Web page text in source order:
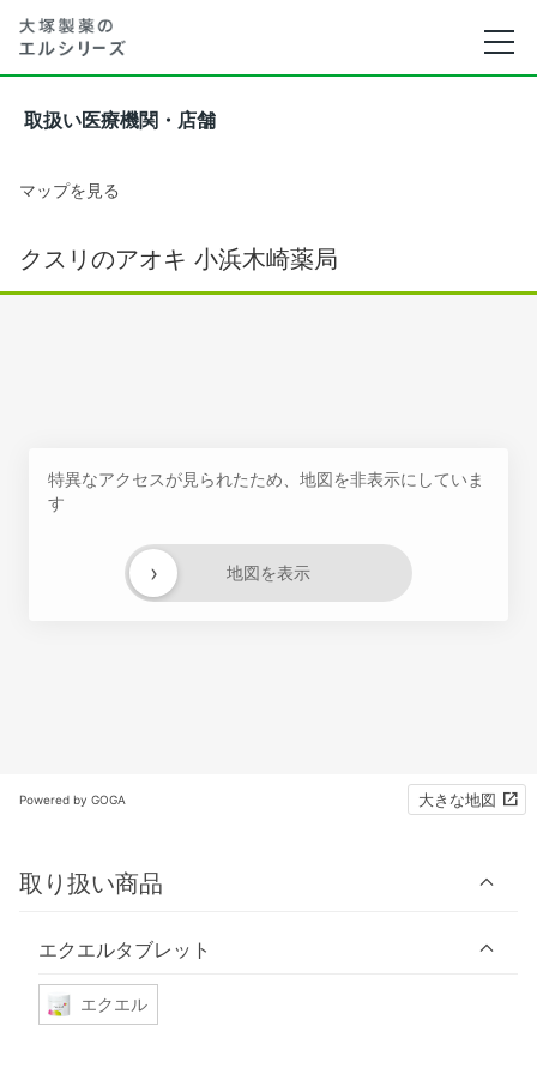
取扱い医療機関・店舗
マップを見る
クスリのアオキ 小浜木崎薬局
特異なアクセスが見られたため、地図を非表示にしていま
す
地図を表示
›
Powered by GOGA 大きな地図
取り扱い商品
エクエルタブレット
エクエル